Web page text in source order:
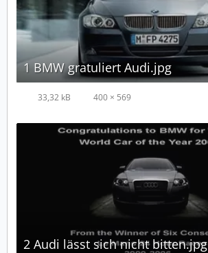
1 BMW gratuliert Audi.jpg
33,32 kB 400 × 569
2 Audi lässt sich nicht bitten.jpg